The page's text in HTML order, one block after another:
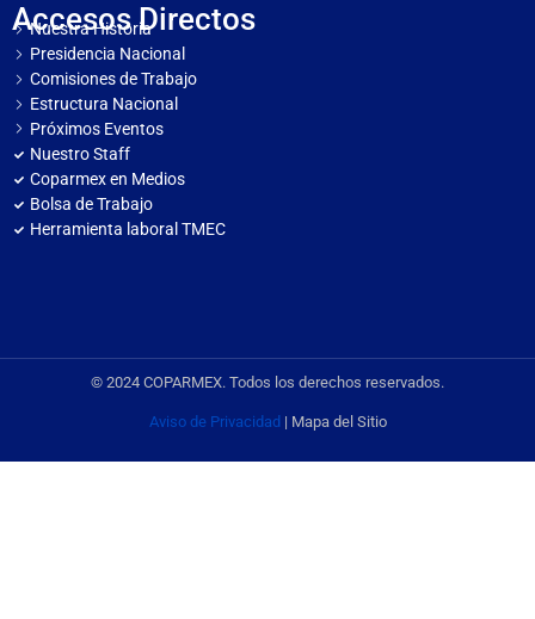
Accesos Directos
Nuestra Historia
Presidencia Nacional
Comisiones de Trabajo
Estructura Nacional
Próximos Eventos
Nuestro Staff
Coparmex en Medios
Bolsa de Trabajo
Herramienta laboral TMEC
© 2024 COPARMEX. Todos los derechos reservados.
Aviso de Privacidad | Mapa del Sitio